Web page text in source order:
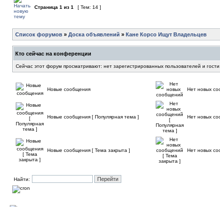
Страница 1 из 1 [ Тем: 14 ]
Список форумов » Доска объявлений » Кане Корсо Ищут Владельцев
Кто сейчас на конференции
Сейчас этот форум просматривают: нет зарегистрированных пользователей и
Новые сообщения Нет новых
Новые сообщения [ Популярная тема ] Нет новых
Новые сообщения [ Тема закрыта ] Нет новых
Найти: